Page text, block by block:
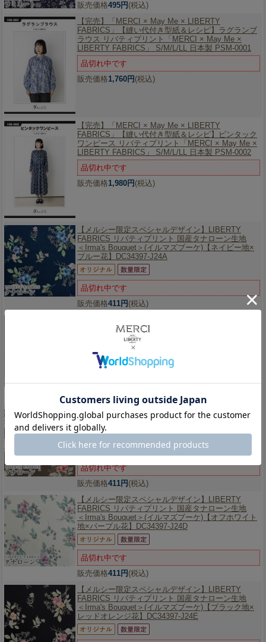
販売価格495円 (税込)
【完売】「MERCI × May Me × LIBERTY
FABRICS」
【縫い代付き型紙＆レシピ】ラグランブ
ラウス リバティプリント「MERCI × May Me ×
LIBERTY FABRICS」 S/M/L/LL 日本製 PSM-0001
品切れ中です
販売価格1,760円 (税込)
【完売】「MERCI × May Me × LIBERTY
FABRICS」
【縫い代付き型紙＆レシピ】ピンタック
ワンピース リバティプリント「MERCI × May Me ×
LIBERTY FABRICS」 S/M/L/LL 日本製 PSM-0002
品切れ中です
販売価格1,980円 (税込)
【メルシー限定スペシャルデザイン】
LIBERTY
FABRICS リバティプリント 国産タナローン生地
＜Irma's Bouquet＞(イルマズブーケ)【ネイビー地×
ブルー花】DC34397-J24A
品切れ中です
販売価格411円 (税込)
FABRICS リバティプリント 国産タナローン生地
＜Irma's Bouquet＞(イルマズブーケ)【グレー地×レ
ッド花】DC34397-J24B
【メルシー限定スペシャルデザイン】
FABRICS リバティプリント 国産タナローン生地
＜Irma's Bouquet＞(イルマズブーケ)【ココアブラウ
ン地×レッド花】DC34397-J24C
品切れ中です
販売価格411円 (税込)
【メルシー限定スペシャルデザイン】
LIBERTY
FABRICS リバティプリント 国産タナローン生地
＜Irma's Bouquet＞(イルマズブーケ)【オフホワイト
地×パープル花】DC34397-J24D
品切れ中です
販売価格411円 (税込)
【メルシー限定スペシャルデザイン】
LIBERTY
FABRICS リバティプリント 国産タナローン生地
＜Irma's Bouquet＞(イルマズブーケ)【ブラック地×
レッドオレンジ花】DC34397-J24E